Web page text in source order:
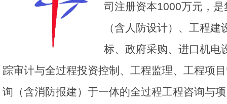
司注册资本1000万元，
（含人防设计）、工程
标、政府采购、进口机电
踪审计与全过程投资控制、工程监理、工程项
询（含消防报建）于一体的全过程工程咨询与